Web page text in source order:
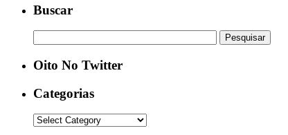
Buscar
Oito No Twitter
Categorias